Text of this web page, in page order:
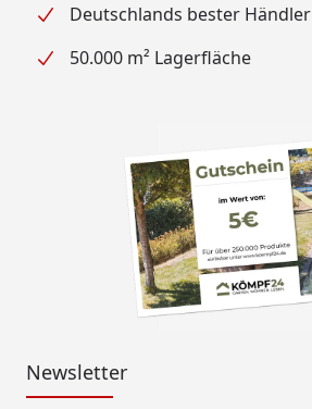
Deutschlands bester Händler
50.000 m² Lagerfläche
Newsletter